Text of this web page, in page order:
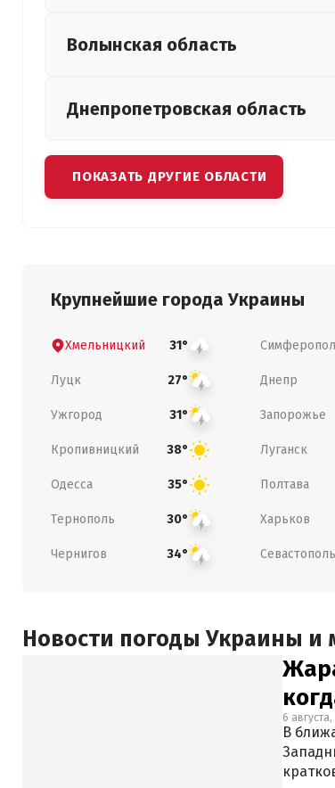
Волынская область
Днепропетровская область
ПОКАЗАТЬ ДРУГИЕ ОБЛАСТИ
Крупнейшие города Украины
Хмельницкий 31°
Луцк 27° Днепр
Ужгород 31° Запорожье
Кропивницкий 38° Луганск
Одесса 35° Полтава
Тернополь 30° Харьков
Чернигов 34° Севастополь
Новости погоды Украины и
6 августа,
В